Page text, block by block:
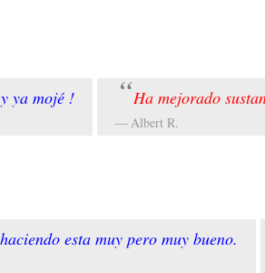
ya mojé ! Ha mejorado
Albert R.
esta muy pero muy bueno.